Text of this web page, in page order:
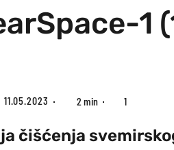
1
11.05.2023 2 min 1
čišćenja